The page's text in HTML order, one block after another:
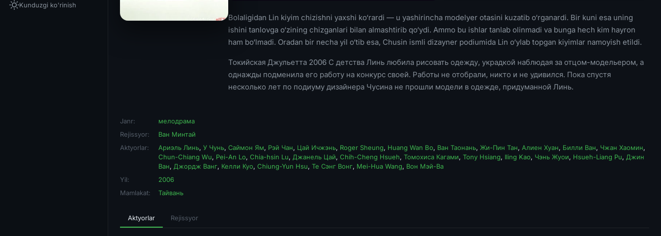
Kunduzgi ko'rinish
Bolaligidan Lin kiyim chizishni yaxshi ko‘rardi — u yashirincha modelyer otasini kuzatib o‘rganardi. Bir kuni esa uning
ishini tanlovga o‘zining chizganlari bilan almashtirib qo‘ydi. Ammo bu ishlar tanlab olinmadi va bunga hech kim hayron
ham bo‘lmadi. Oradan bir necha yil o‘tib esa, Chusin ismli dizayner podiumida Lin o‘ylab topgan kiyimlar namoyish etildi.
Токийская Джульетта 2006 С детства Линь любила рисовать одежду, украдкой наблюдая за отцом-модельером, а
однажды подменила его работу на конкурс своей. Работы не отобрали, никто и не удивился. Пока спустя
несколько лет по подиуму дизайнера Чусина не прошли модели в одежде, придуманной Линь.
Janr:
мелодрама
Rejissyor:
Ван Минтай
Aktyorlar:
Ариэль Линь, У Чунь, Саймон Ям, Рэй Чан, Цай Ичжэнь, Roger Sheung, Huang Wan Bo, Ван Таонань, Жи-Пин Тан, Алиен Хуан, Билли Ван, Чжан Хаомин,
Chun-Chiang Wu, Pei-An Lo, Chia-hsin Lu, Джанель Цай, Chih-Cheng Hsueh, Томохиса Кагами, Tony Hsiang, Iling Kao, Чэнь Жуои, Hsueh-Liang Pu, Джин
Ван, Джордж Ванг, Келли Куо, Chiung-Yun Hsu, Те Сэнг Вонг, Mei-Hua Wang, Вон Мэй-Ва
Yil:
2006
Mamlakat:
Тайвань
Aktyorlar Rejissyor